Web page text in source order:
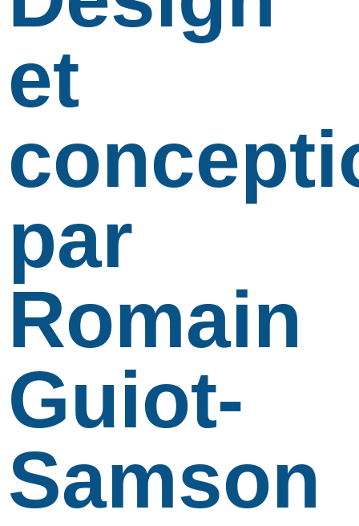
et
par
Romain
Guiot-
Samson